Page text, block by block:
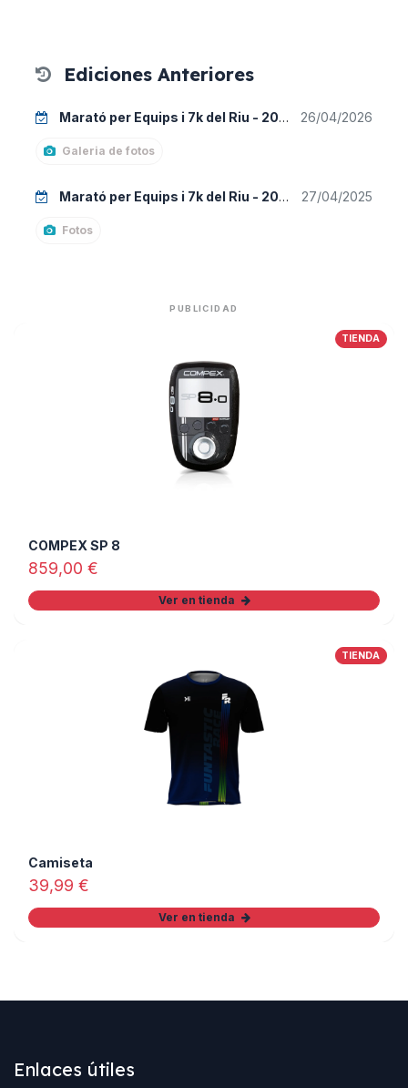
Ediciones Anteriores
Marató per Equips i 7k del Riu - 2026 26/04/2026
Galeria de fotos
Marató per Equips i 7k del Riu - 2025 27/04/2025
Fotos
PUBLICIDAD
TIENDA
COMPEX SP 8
859,00 €
Ver en tienda
TIENDA
Camiseta
39,99 €
Ver en tienda
Enlaces útiles